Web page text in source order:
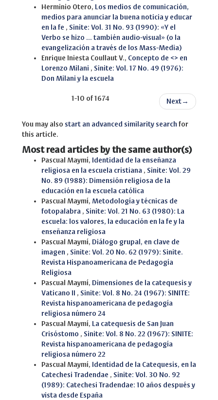
Herminio Otero, Los medios de comunicación,
medios para anunciar la buena noticia y educar
en la fe , Sinite: Vol. 31 No. 93 (1990): «Y el
Verbo se hizo ... también audio-visual» (o la
evangelización a través de los Mass-Media)
Enrique Iniesta Coullaut V., Concepto de <> en
Lorenzo Milani , Sinite: Vol. 17 No. 49 (1976):
Don Milani y la escuela
1-10 of 1674 Next →
You may also start an advanced similarity search for
this article.
Most read articles by the same author(s)
Pascual Maymí, Identidad de la enseñanza
religiosa en la escuela cristiana , Sinite: Vol. 29
No. 89 (1988): Dimensión religiosa de la
educación en la escuela católica
Pascual Maymí, Metodología y técnicas de
fotopalabra , Sinite: Vol. 21 No. 63 (1980): La
escuela: los valores, la educación en la fe y la
enseñanza religiosa
Pascual Maymí, Diálogo grupal, en clave de
imagen , Sinite: Vol. 20 No. 62 (1979): Sinite.
Revista Hispanoamericana de Pedagogía
Religiosa
Pascual Maymí, Dimensiones de la catequesis y
Vaticano II , Sinite: Vol. 8 No. 24 (1967): SINITE:
Revista hispanoamericana de pedagogía
religiosa número 24
Pascual Maymí, La catequesis de San Juan
Crisóstomo , Sinite: Vol. 8 No. 22 (1967): SINITE:
Revista hispanoamericana de pedagogía
religiosa número 22
Pascual Maymí, Identidad de la Catequesis, en la
Catechesi Tradendae , Sinite: Vol. 30 No. 92
(1989): Catechesi Tradendae: 10 años después y
vista desde España